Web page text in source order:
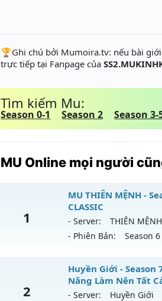
️🏆Ghi chú bởi Mumoira.tv: nếu bài
trực tiếp tại Fanpage của
Tìm kiếm Mu:
Season 0-1 Season 2 Season 3-
MU Online mọi người
1
MU THIÊN MỆNH -
CLASSIC
- Server: THIÊN MỆNH
- Phiên Bản:
Season 6
MU THIÊN MỆNH
Mu mới ra tháng
2
Huyền Giới - Season
Năng Làm Nên Tất
- Server: Huyền Giới